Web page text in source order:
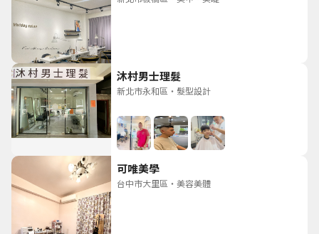
沐村男士理髮
新北市永和區 ・ 髮型設計
可唯美學
台中市大里區 ・ 美容美體